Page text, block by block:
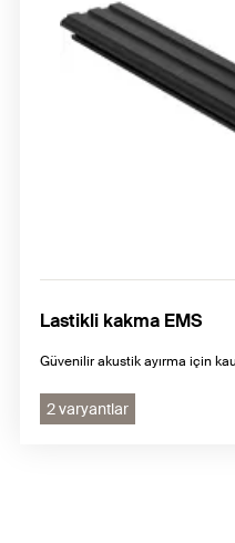
Lastikli kakma EMS
Güvenilir akustik ayırma için
2 varyantlar